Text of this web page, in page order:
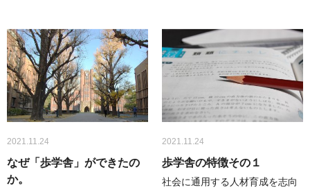
2021.11.24
なぜ「歩学舎」ができたの
か。
2021.11.24
歩学舎の特徴その１
社会に通用する人材育成を志向